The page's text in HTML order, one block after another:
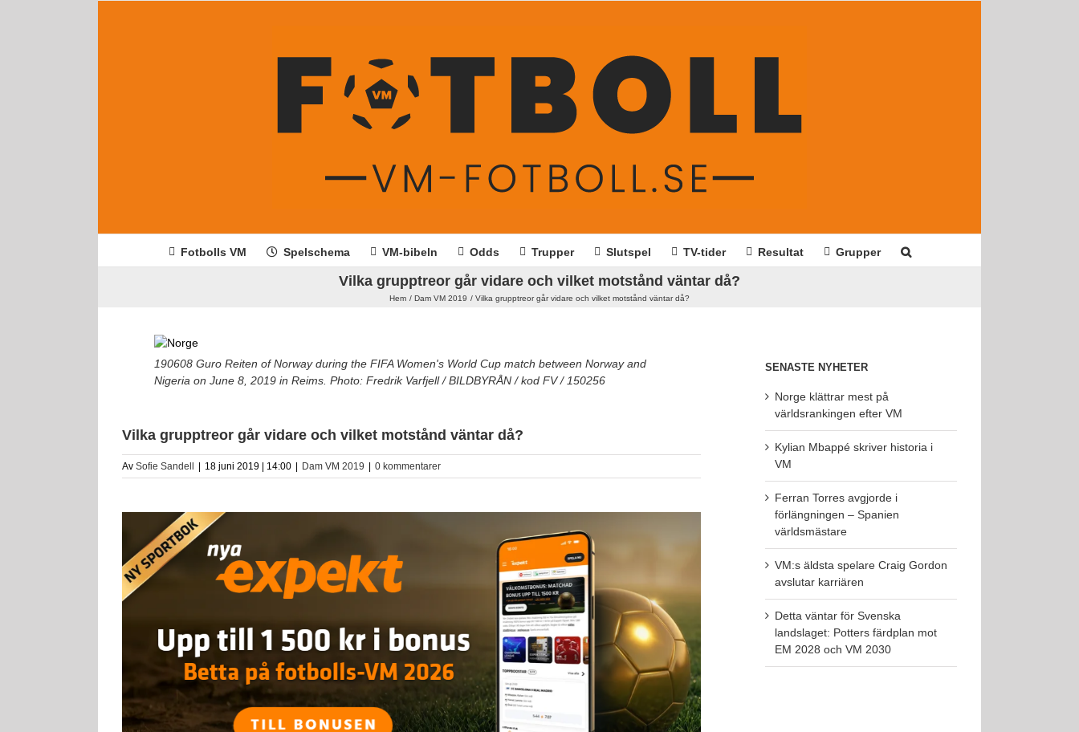
Fotbolls VM Spelschema VM-bibeln Odds Trupper Slutspel TV-tider Resultat Grupper
Vilka grupptreor går vidare och vilket motstånd väntar då?
Hem Dam VM 2019 Vilka grupptreor går vidare och vilket motstånd väntar då?
190608 Guro Reiten of Norway during the FIFA Women's World Cup match between Norway and
Nigeria on June 8, 2019 in Reims. Photo: Fredrik Varfjell / BILDBYRÅN / kod FV / 150256
Vilka grupptreor går vidare och vilket motstånd väntar då?
Av Sofie Sandell 18 juni 2019 | 14:00 Dam VM 2019 0 kommentarer
SENASTE NYHETER
Norge klättrar mest på
världsrankingen efter VM
Kylian Mbappé skriver historia i
VM
Ferran Torres avgjorde i
förlängningen – Spanien
världsmästare
VM:s äldsta spelare Craig Gordon
avslutar karriären
Detta väntar för Svenska
landslaget: Potters färdplan mot
EM 2028 och VM 2030